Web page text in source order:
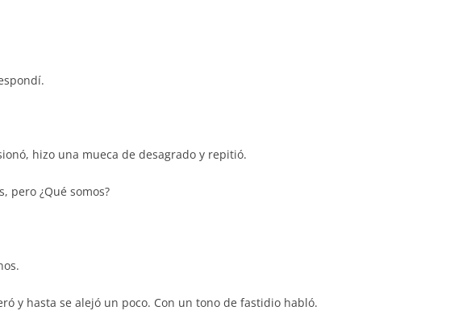
hizo una mueca de desagrado y repitió.
pero ¿Qué somos?
y hasta se alejó un poco. Con un tono de fastidio habló.